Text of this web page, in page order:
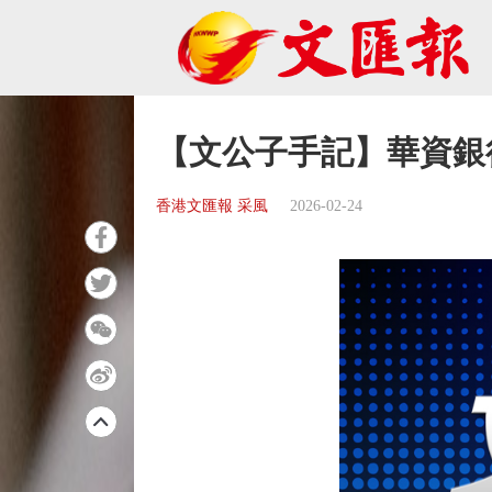
【文公子手記】華資
香港文匯報 采風 2026-02-24